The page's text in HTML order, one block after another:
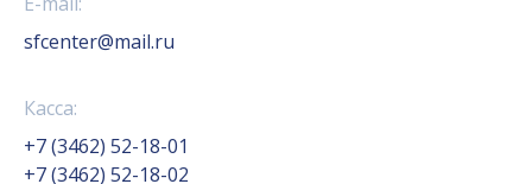
sfcenter@mail.ru
Касса:
+7 (3462) 52-18-01
+7 (3462) 52-18-02